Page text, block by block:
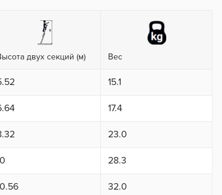
двух секций (м) Вес
15.1
17.4
23.0
28.3
32.0